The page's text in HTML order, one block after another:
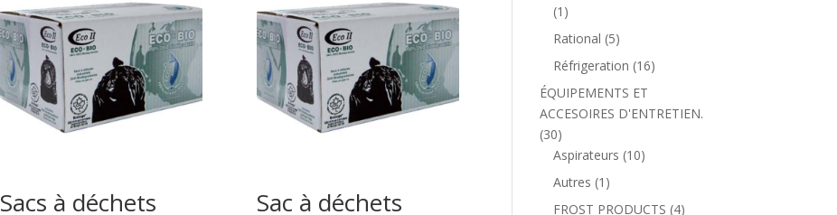
Sacs à déchets Sac à déchets
(1)
Rational (5)
Réfrigeration (16)
ÉQUIPEMENTS ET
ACCESOIRES D'ENTRETIEN.
(30)
Aspirateurs (10)
Autres (1)
FROST PRODUCTS (4)